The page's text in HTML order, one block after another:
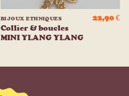
BIJOUX ETHNIQUES
Collier & boucles
MINI YLANG YLANG
22,90€